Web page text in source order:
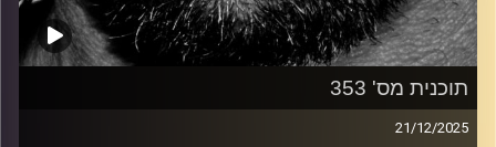
תוכנית מס' 353
21/12/2025